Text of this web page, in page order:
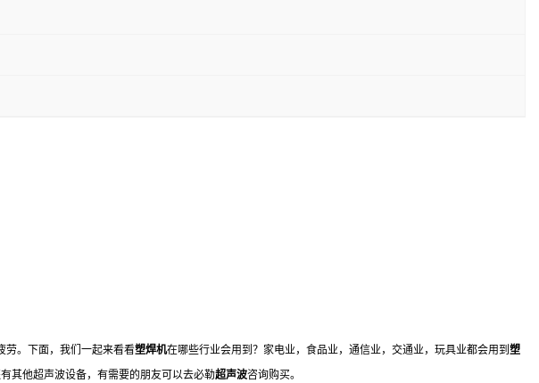
劳。下面，我们一起来看看塑焊机在哪些行业会用到？家电业，食品业，通信业，交通业，玩具业都会用到 塑
其他超声波设备，有需要的朋友可以去必勒超声波咨询购买。